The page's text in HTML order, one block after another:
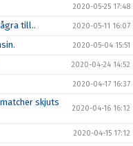
2020-05-25 17:48
till.. 2020-05-11 16:07
2020-05-04 15:51
2020-04-24 14:52
2020-04-17 16:37
skjuts
2020-04-16 16:12
2020-04-15 17:12